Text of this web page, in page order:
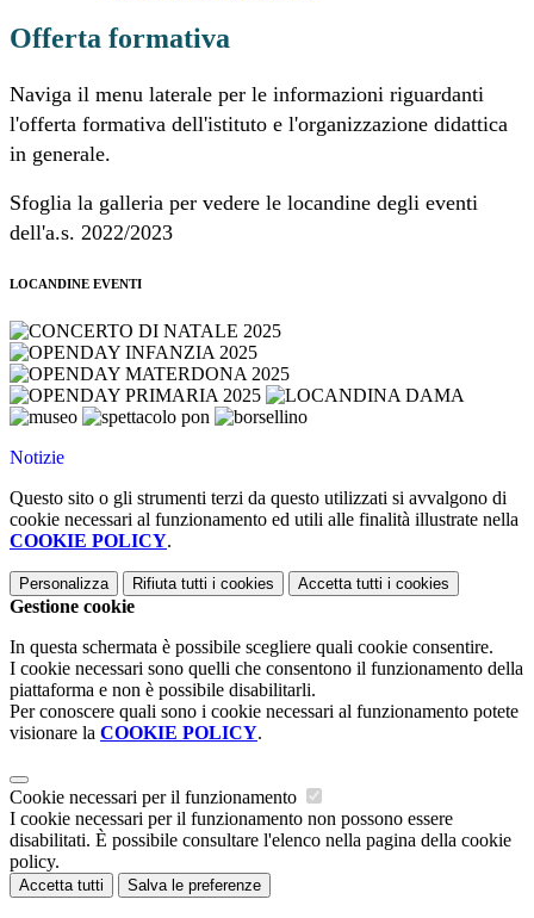
Offerta formativa
Naviga il menu laterale per le informazioni riguardanti
l'offerta formativa dell'istituto e l'organizzazione didattica
in generale.
Sfoglia la galleria per vedere le locandine degli eventi
dell'a.s. 2022/2023
LOCANDINE EVENTI
Notizie
Questo sito o gli strumenti terzi da questo utilizzati si avvalgono di
cookie necessari al funzionamento ed utili alle finalità illustrate nella
COOKIE POLICY.
Personalizza Rifiuta tutti i cookies Accetta tutti i cookies
Gestione cookie
In questa schermata è possibile scegliere quali cookie consentire.
I cookie necessari sono quelli che consentono il funzionamento della
piattaforma e non è possibile disabilitarli.
Per conoscere quali sono i cookie necessari al funzionamento potete
visionare la COOKIE POLICY.
Cookie necessari per il funzionamento
I cookie necessari per il funzionamento non possono essere
disabilitati. È possibile consultare l'elenco nella pagina della cookie
policy.
Accetta tutti Salva le preferenze